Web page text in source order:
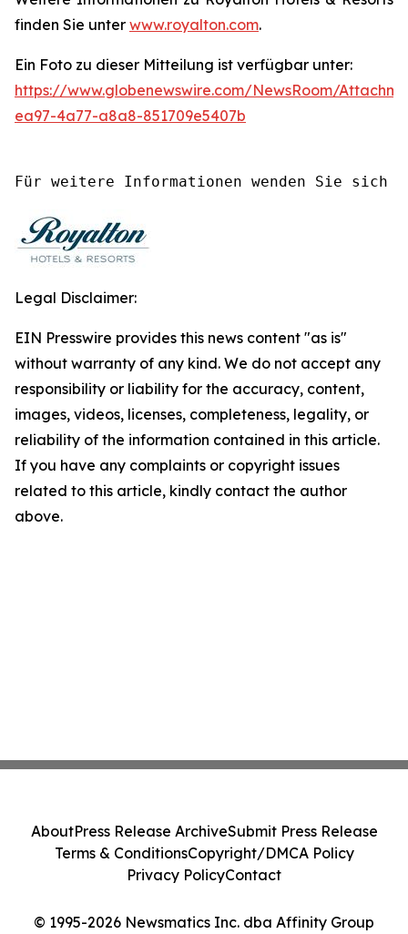
finden Sie unter www.royalton.com.
Ein Foto zu dieser Mitteilung ist verfügbar unter:
https://www.globenewswire.com/NewsRoom/
ea97-4a77-a8a8-851709e5407b
Für weitere Informationen wenden Sie sich
Legal Disclaimer:
EIN Presswire provides this news content "as is"
without warranty of any kind. We do not accept any
responsibility or liability for the accuracy, content,
images, videos, licenses, completeness, legality, or
reliability of the information contained in this article.
If you have any complaints or copyright issues
related to this article, kindly contact the author
above.
© 1995-2026 Newsmatics Inc. dba Affinity Group
AboutPress Release ArchiveSubmit Press Release
Terms & ConditionsCopyright/DMCA Policy
Privacy PolicyContact